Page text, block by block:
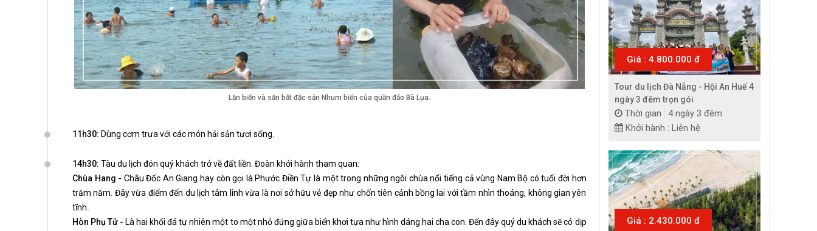
Lặn biển và săn bắt đặc sản Nhum biển của quần đảo Bà Lụa.
11h30: Dùng cơm trưa với các món hải sản tươi sống.
14h30: Tàu du lịch đón quý khách trở về đất liền. Đoàn khởi hành tham quan:
Chùa Hang - Châu Đốc An Giang hay còn gọi là Phước Điền Tự là một trong những ngôi chùa nổi tiếng cả vùng Nam Bộ có tuổi đời hơn
trăm năm. Đây vừa điểm đến du lịch tâm linh vừa là nơi sở hữu vẻ đẹp như chốn tiên cảnh bồng lai với tầm nhìn thoáng, không gian yên
tĩnh.
Hòn Phụ Tử - Là hai khối đá tự nhiên một to một nhỏ đứng giữa biển khơi tựa như hình dáng hai cha con. Đến đây quý du khách sẽ có dịp
Giá : 4.800.000 đ
Tour du lịch Đà Nẵng - Hội An Huế 4
ngày 3 đêm trọn gói
Thời gian : 4 ngày 3 đêm
Khởi hành : Liên hệ
Giá : 2.430.000 đ